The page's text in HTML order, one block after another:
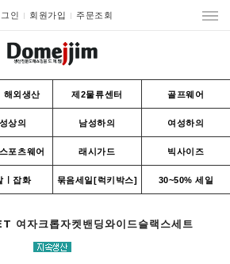
그인 회원가입 주문조회
해외생산 제2물류센터 골프웨어
상의 남성하의 여성하의
포츠웨어 래시가드 빅사이즈
ㅣ잡화 묶음세일[럭키박스] 30~50% 세일
여자크롭자켓밴딩와이드슬랙스세트